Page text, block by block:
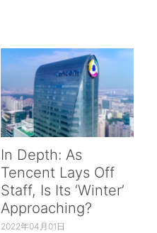
In Depth: As
Tencent Lays Off
Staff, Is Its ‘Winter’
Approaching?
2022年04月01日